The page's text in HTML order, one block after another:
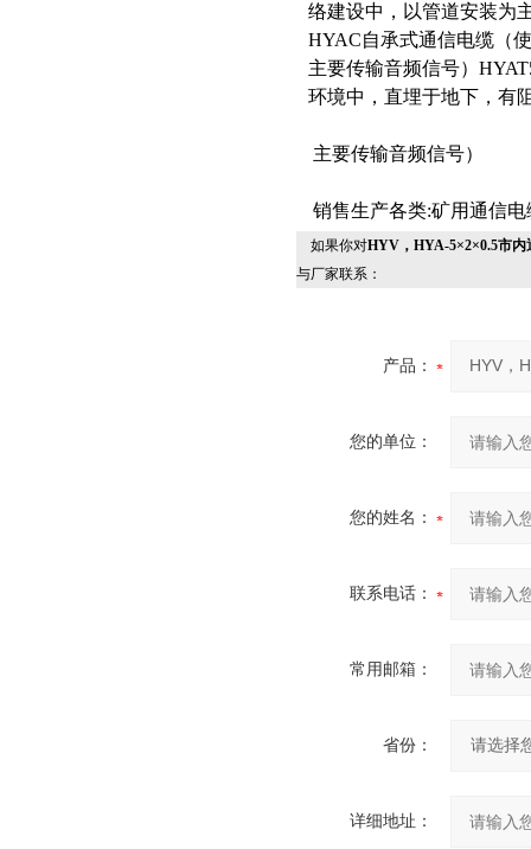
络建设中，以管道安装为
HYAC自承式通信电缆（
主要传输音频信号）
环境中，直埋于地下，有
主要传输音频信号）
销售生产各类:矿用通信
如果你对HYV，HYA-5×2×0.5市
与厂家联系：
产品：
您的单位：
您的姓名：
联系电话：
常用邮箱：
省份：
详细地址：